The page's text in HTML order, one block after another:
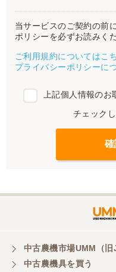
当サービスのご契約の前
ポリシーを必ずお読みく
ご利用規約についてはこ
プライバシーポリシーに
上記個人情報のお
チェック
中古農機市場UMM（旧
中古農機具を買う